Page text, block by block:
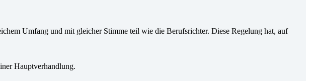
Umfang und mit gleicher Stimme teil wie die Berufsrichter. Diese Regelung hat, auf
Hauptverhandlung.